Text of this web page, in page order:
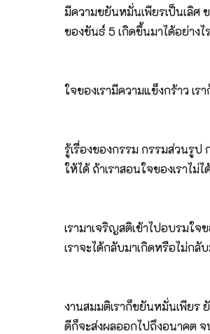
มีความขยันหมั่นเพียรเป็นเลิศ
ของขันธ์ 5 เกิดขึ้นมาได้อย่างไ
ใจของเรามีความแข็งกร้าว เ
รู้เรื่องของกรรม กรรมส่วนรูป
ให้ได้ ถ้าเราสอนใจของเราไม่
เรามาเจริญสติเข้าไปอบรมใจ
เราจะได้กลับมาเกิดหรือไม่กลั
งานสมมติเราก็ขยันหมั่นเพียร
ดีก็จะส่งผลออกไปถึงอนาคต จ